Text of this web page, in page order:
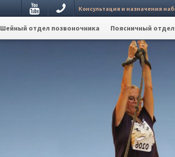
Консультация и назначения
Youtube
Шейный отдел позвоночника Поясничный